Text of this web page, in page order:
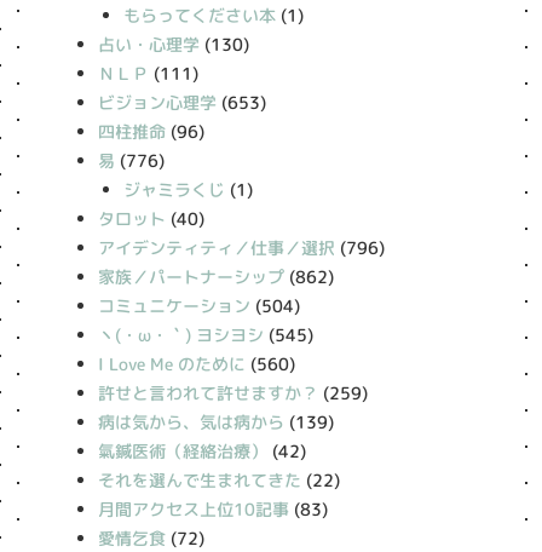
もらってください本(1)
占い・心理学 (130)
ＮＬＰ (111)
ビジョン心理学 (653)
四柱推命 (96)
易 (776)
ジャミラくじ (1)
タロット (40)
アイデンティティ／仕事／選択 (796)
家族／パートナーシップ (862)
コミュニケーション (504)
丶(・ω・｀) ヨシヨシ (545)
I Love Me のために (560)
許せと言われて許せますか？ (259)
病は気から、気は病から (139)
氣鍼医術（経絡治療）
(42)
それを選んで生まれてきた (22)
月間アクセス上位10記事 (83)
愛情乞食 (72)